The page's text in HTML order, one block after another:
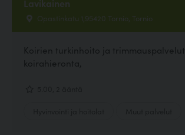
Lavikainen
Opastinkatu 1,95420 Tornio, Tornio
Koirien turkinhoito ja trimmauspalvelut,
koirahieronta,